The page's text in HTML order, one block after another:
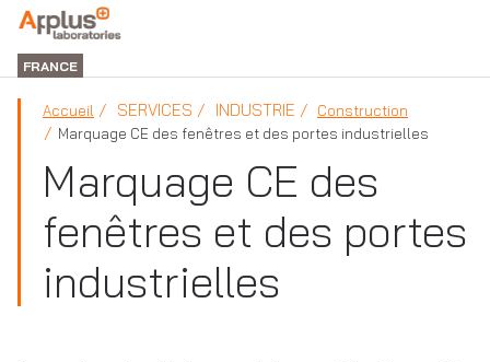
DIVISION
LABORATORIES
FRANCE
Accueil SERVICES INDUSTRIE
Construction
Marquage CE des fenêtres et des portes industrielles
Marquage CE des
fenêtres et des portes
industrielles